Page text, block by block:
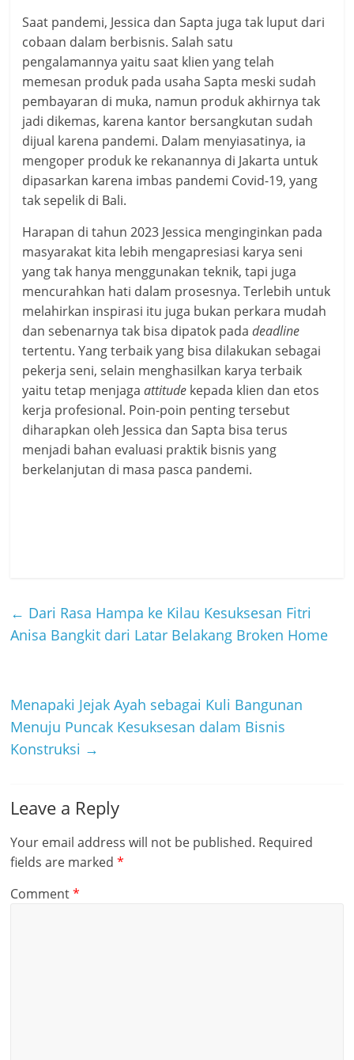
Saat pandemi, Jessica dan Sapta juga tak luput dari
cobaan dalam berbisnis. Salah satu
pengalamannya yaitu saat klien yang telah
memesan produk pada usaha Sapta meski sudah
pembayaran di muka, namun produk akhirnya tak
jadi dikemas, karena kantor bersangkutan sudah
dijual karena pandemi. Dalam menyiasatinya, ia
mengoper produk ke rekanannya di Jakarta untuk
dipasarkan karena imbas pandemi Covid-19, yang
tak sepelik di Bali.
Harapan di tahun 2023 Jessica menginginkan pada
masyarakat kita lebih mengapresiasi karya seni
yang tak hanya menggunakan teknik, tapi juga
mencurahkan hati dalam prosesnya. Terlebih untuk
melahirkan inspirasi itu juga bukan perkara mudah
dan sebenarnya tak bisa dipatok padadeadline
tertentu. Yang terbaik yang bisa dilakukan sebagai
pekerja seni, selain menghasilkan karya terbaik
yaitu tetap menjagaattitude kepada klien dan etos
kerja profesional. Poin-poin penting tersebut
diharapkan oleh Jessica dan Sapta bisa terus
menjadi bahan evaluasi praktik bisnis yang
berkelanjutan di masa pasca pandemi.
← Dari Rasa Hampa ke Kilau Kesuksesan Fitri
Anisa Bangkit dari Latar Belakang Broken Home
Menapaki Jejak Ayah sebagai Kuli Bangunan
Menuju Puncak Kesuksesan dalam Bisnis
Konstruksi →
Leave a Reply
Your email address will not be published. Required
fields are marked*
Comment*